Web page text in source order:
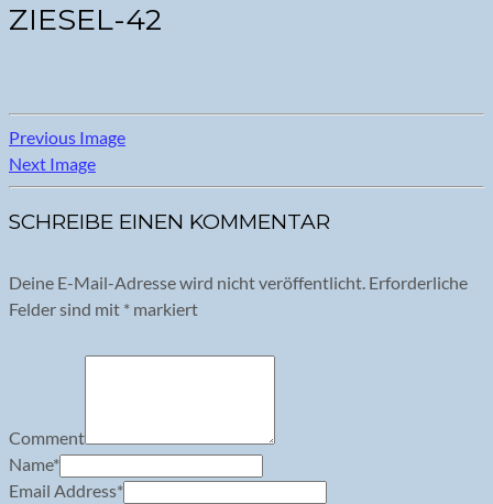
ZIESEL-42
Previous Image
Next Image
SCHREIBE EINEN KOMMENTAR
Deine E-Mail-Adresse wird nicht veröffentlicht. Erforderliche
Felder sind mit * markiert
Comment
Name*
Email Address*